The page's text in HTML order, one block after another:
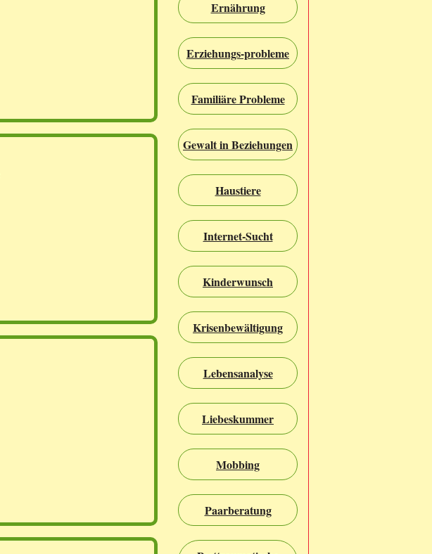
Ernährung
Erziehungs-probleme
Familiäre Probleme
Gewalt in Beziehungen
Haustiere
Internet-Sucht
Kinderwunsch
Krisenbewältigung
Lebensanalyse
Liebeskummer
Mobbing
Paarberatung